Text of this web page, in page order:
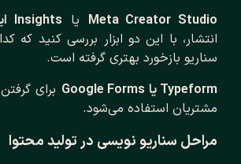
Meta Creator Studio یا Insights
انتشار، با این دو ابزار بررسی کنید که
سناریو بازخورد بهتری گرفته است.
Typeform یا
برای
مشتریان استفاده می‌شود.
مراحل سناریو نویسی در تولید محتوا